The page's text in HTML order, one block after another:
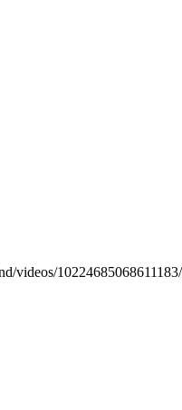
videos/